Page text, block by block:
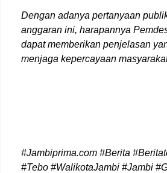
Dengan adanya pertanyaan
anggaran ini, harapannya
dapat memberikan penjelasan
menjaga kepercayaan
#Jambiprima.com #Berita
#Tebo #WalikotaJambi #Jambi